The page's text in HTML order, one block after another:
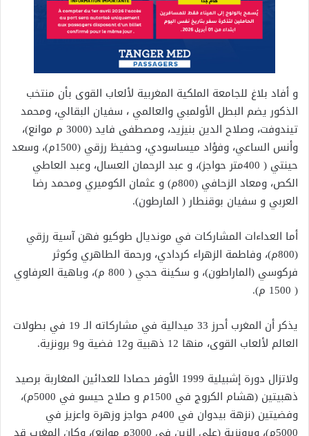
و أفاد بلاغ للجامعة الملكية المغربية لألعاب القوى بأن منتخب
الذكور يضم البطل الأولمبي والعالمي ، سفيان البقالي، ومحمد
تيندوفت، وصلاح الدين بنيزيد، ومصطفى فايد (3000 م موانع)،
وأنس الساعي، وفؤاد ميساسودي، وحفيظ رزقي (1500م)، وسعد
حينتي ( 400متر حواجز)، و عبد الرحمان العسال، وعبد العاطي
الكص، ومعاد الزحافي (800م) و عثمان الكوميري ومحمد رضا
العربي و سفيان بوقنطار ( المارطون).
أما العداءات المشاركات في مونديال طوكيو فهن آسية رزقي
(800م)، وفاطمة الزهراء كردادي، ورحمة الطاهري وكوثر
فركوسي (الماراطون)، و سكينة حجي ( 800 م)، وباهية العرفاوي
( 1500 م).
يذكر أن المغرب أحرز 33 ميدالية في مشاركاته الـ 19 في بطولات
العالم لألعاب القوى، منها 12 ذهبية و12 فضية و9 برونزية.
ولاتزال دورة إشبيلية 1999 الأوفر حصادا للعدائين المغاربة برصيد
ذهبيتين (هشام الكروج في 1500م و صلاح حيسو في 5000م)،
وفضيتين (نزهة بيدوان في 400م حواجز وزهرة واعزيز في